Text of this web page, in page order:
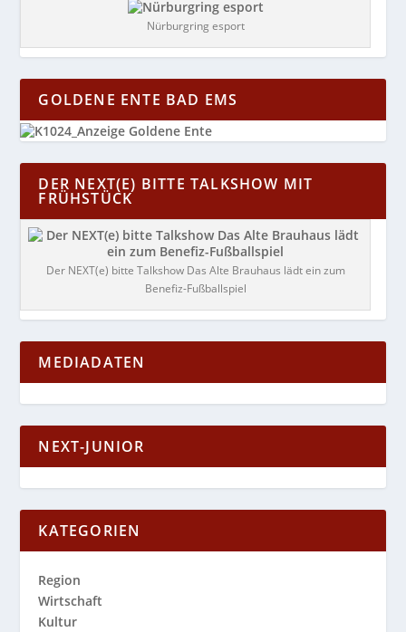
Nürburgring esport
GOLDENE ENTE BAD EMS
DER NEXT(E) BITTE TALKSHOW MIT
FRÜHSTÜCK
Der NEXT(e) bitte Talkshow Das Alte Brauhaus lädt ein zum
Benefiz-Fußballspiel
MEDIADATEN
NEXT-JUNIOR
KATEGORIEN
Region
Wirtschaft
Kultur